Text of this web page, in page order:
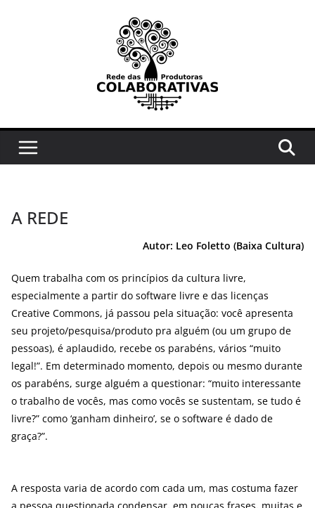
A REDE
Autor: Leo Foletto (Baixa Cultura)
Quem trabalha com os princípios da cultura livre,
especialmente a partir do software livre e das licenças
Creative Commons, já passou pela situação: você apresenta
seu projeto/pesquisa/produto pra alguém (ou um grupo de
pessoas), é aplaudido, recebe os parabéns, vários “muito
legal!”. Em determinado momento, depois ou mesmo durante
os parabéns, surge alguém a questionar: “muito interessante
o trabalho de vocês, mas como vocês se sustentam, se tudo é
livre?” como ‘ganham dinheiro’, se o software é dado de
graça?”.
A resposta varia de acordo com cada um, mas costuma fazer